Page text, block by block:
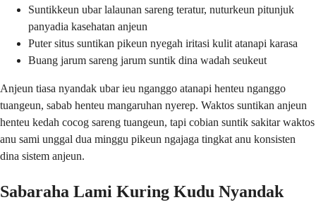
Suntikkeun ubar lalaunan sareng teratur, nuturkeun pitunjuk
panyadia kasehatan anjeun
Puter situs suntikan pikeun nyegah iritasi kulit atanapi karasa
Buang jarum sareng jarum suntik dina wadah seukeut
Anjeun tiasa nyandak ubar ieu nganggo atanapi henteu nganggo
tuangeun, sabab henteu mangaruhan nyerep. Waktos suntikan anjeun
henteu kedah cocog sareng tuangeun, tapi cobian suntik sakitar waktos
anu sami unggal dua minggu pikeun ngajaga tingkat anu konsisten
dina sistem anjeun.
Sabaraha Lami Kuring Kudu Nyandak